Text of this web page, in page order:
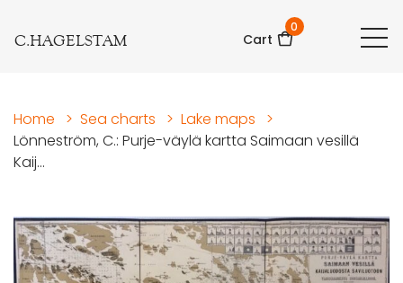
C.HAGELSTAM Cart
0
Home > Sea charts > Lake maps
>
Lönneström, C.: Purje-väylä kartta Saimaan vesillä
Kaij...